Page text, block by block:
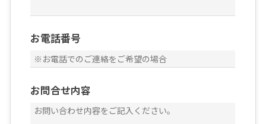
お電話番号
お問合せ内容